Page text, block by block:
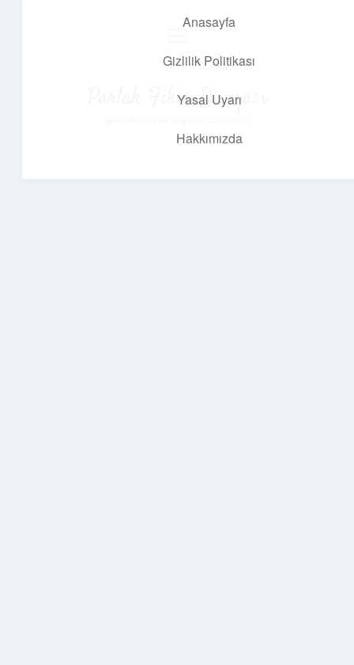
Anasayfa
Gizlilik Politikası
Yasal Uyarı
Hakkımızda
Parlak Fikir Dünyası